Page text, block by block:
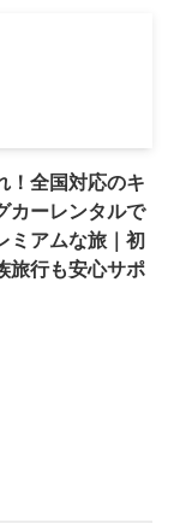
！全国対応のキ
カーレンタルで
ミアムな旅｜初
旅行も安心サポ